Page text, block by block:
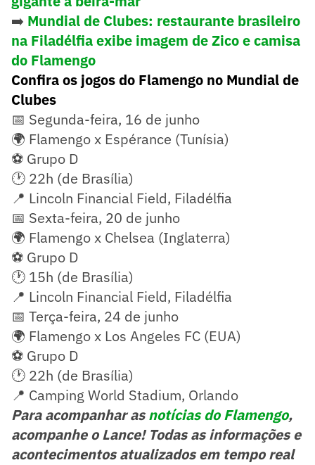
➡️ Mundial de Clubes: restaurante brasileiro
na Filadélfia exibe imagem de Zico e camisa
do Flamengo
Confira os jogos do Flamengo no Mundial de
Clubes
📅 Segunda-feira, 16 de junho
🌍 Flamengo x Espérance (Tunísia)
⚽ Grupo D
🕐 22h (de Brasília)
📍 Lincoln Financial Field, Filadélfia
📅 Sexta-feira, 20 de junho
🌍 Flamengo x Chelsea (Inglaterra)
⚽ Grupo D
🕐 15h (de Brasília)
📍 Lincoln Financial Field, Filadélfia
📅 Terça-feira, 24 de junho
🌍 Flamengo x Los Angeles FC (EUA)
⚽ Grupo D
🕐 22h (de Brasília)
📍 Camping World Stadium, Orlando
Para acompanhar asnotícias do Flamengo,
acompanhe o Lance! Todas as informações e
acontecimentos atualizados em tempo real